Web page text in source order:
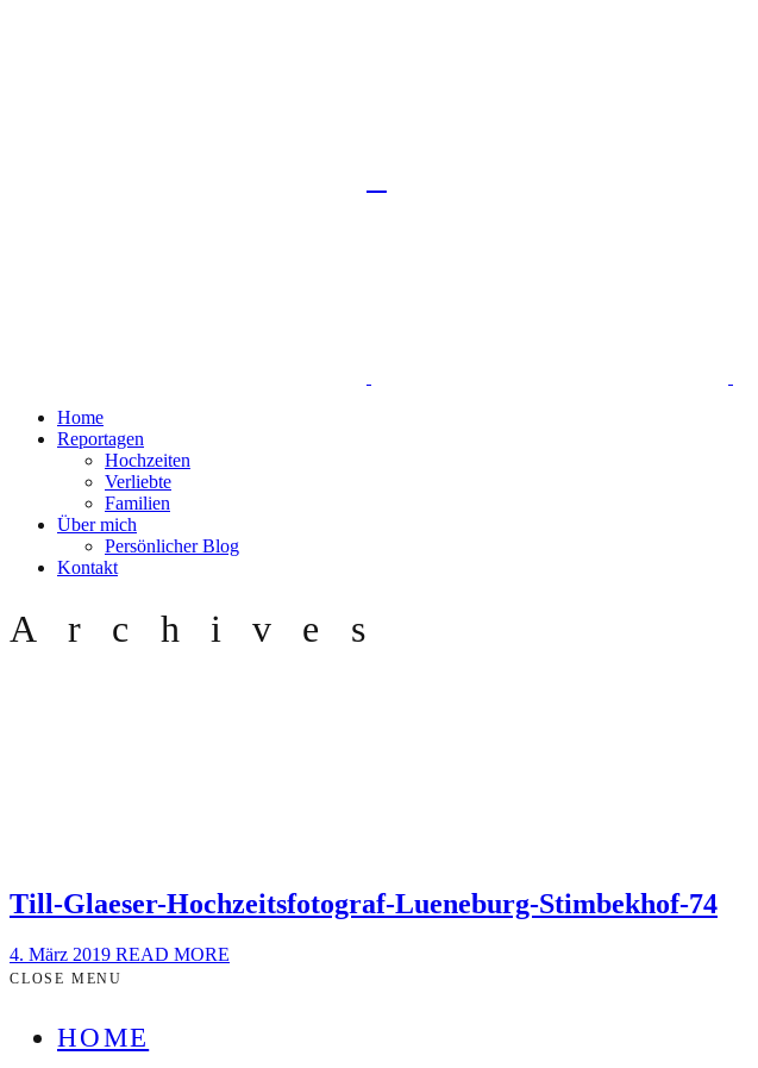
Home
Reportagen
Hochzeiten
Verliebte
Familien
Über mich
Persönlicher Blog
Kontakt
Archives
Till-Glaeser-Hochzeitsfotograf-Lueneburg-Stimbekhof-74
4. März 2019 READ MORE
CLOSE MENU
HOME